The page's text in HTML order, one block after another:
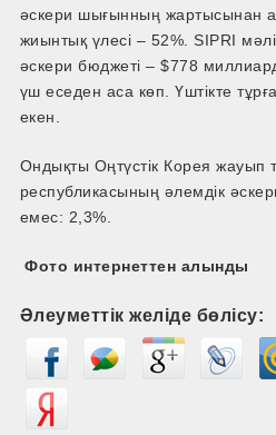
әскери шығынның жартысынан
жиынтық үлесі – 52%. SIPRI
әскери бюджеті – $778
үш еседен аса көп. Үштікте
екен.
Ондықты Оңтүстік Корея жауып
республикасының әлемдік
емес: 2,3%.
Фото интернеттен алынды
Әлеуметтік желіде бөлісу: